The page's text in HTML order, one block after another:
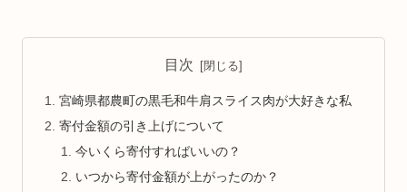
目次
宮崎県都農町の黒毛和牛肩スライス肉が大好きな私
寄付金額の引き上げについて
今いくら寄付すればいいの？
いつから寄付金額が上がったのか？